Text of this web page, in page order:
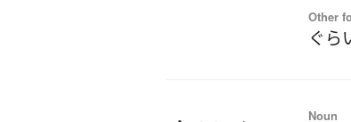
Other
ぐら
Noun